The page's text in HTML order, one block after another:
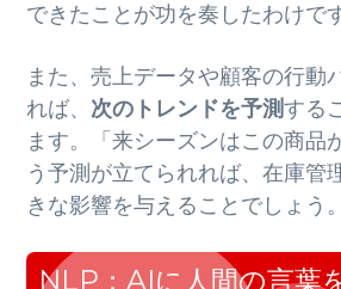
できたことが功を奏したわけで
また、売上データや顧客の行動
れば、 次のトレンドを予測する
ます。「来シーズンはこの商品
う予測が立てられれば、在庫管
きな影響を与えることでしょう。
NLP：AIに人間の言葉